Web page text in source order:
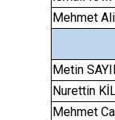
Mehmet
Metin
Nurettin
Mehmet